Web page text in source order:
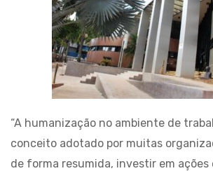
“A humanização no ambiente de
conceito adotado por muitas
de forma resumida, investir em